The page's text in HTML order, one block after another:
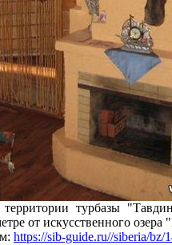
турбазы
от искусственного озера
https://sib-guide.ru//siberia/bz/